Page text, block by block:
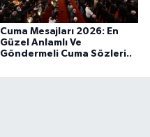
Cuma Mesajları 2026: En
Güzel Anlamlı Ve
Göndermeli Cuma Sözleri..